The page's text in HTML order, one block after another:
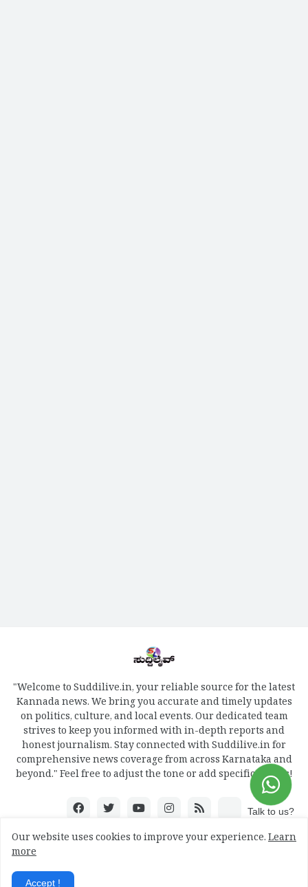
"Welcome to Suddilive.in, your reliable source for the latest
Kannada news. We bring you accurate and timely updates
on politics, culture, and local events. Our dedicated team
strives to keep you informed with in-depth reports and
honest journalism. Stay connected with Suddilive.in for
comprehensive news coverage from across Karnataka and
beyond." Feel free to adjust the tone or add specific details!
Home
Our website uses cookies to improve your experience.Learn
more
Accept !
Talk to us?